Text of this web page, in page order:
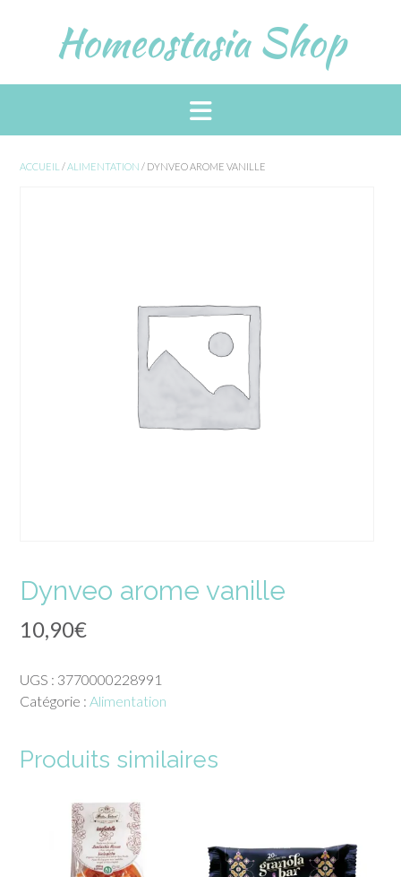
Homeostasia Shop
ACCUEIL /ALIMENTATION / DYNVEO AROME VANILLE
Dynveo arome vanille
10,90€
UGS : 3770000228991
Catégorie : Alimentation
Produits similaires